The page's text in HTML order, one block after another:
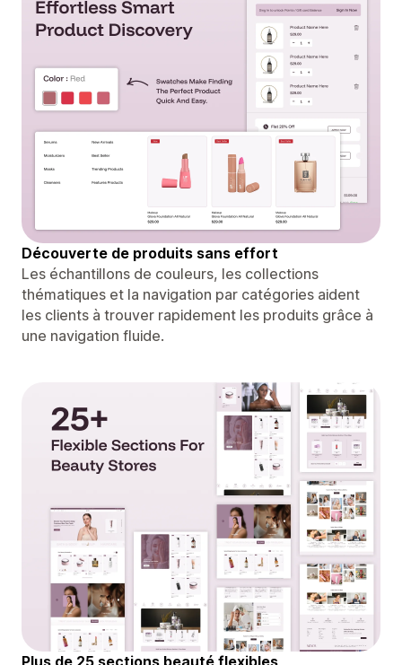
Découverte de produits sans effort
Les échantillons de couleurs, les collections
thématiques et la navigation par catégories aident
les clients à trouver rapidement les produits grâce à
une navigation fluide.
Plus de 25 sections beauté flexibles